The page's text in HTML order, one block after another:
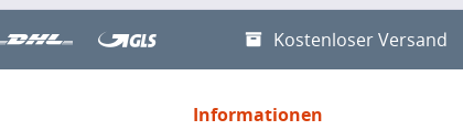
Kostenloser Versand
Informationen